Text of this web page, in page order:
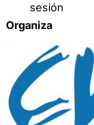
sesión
Organiza